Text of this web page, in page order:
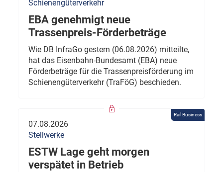
Schienengüterverkehr
EBA genehmigt neue
Trassenpreis-Förderbeträge
Wie DB InfraGo gestern (06.08.2026) mitteilte,
hat das Eisenbahn-Bundesamt (EBA) neue
Förderbeträge für die Trassenpreisförderung im
Schienengüterverkehr (TraFöG) beschieden.
Rail Business
07.08.2026
Stellwerke
ESTW Lage geht morgen
verspätet in Betrieb